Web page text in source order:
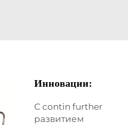
Инновации:
С contin further
развитием